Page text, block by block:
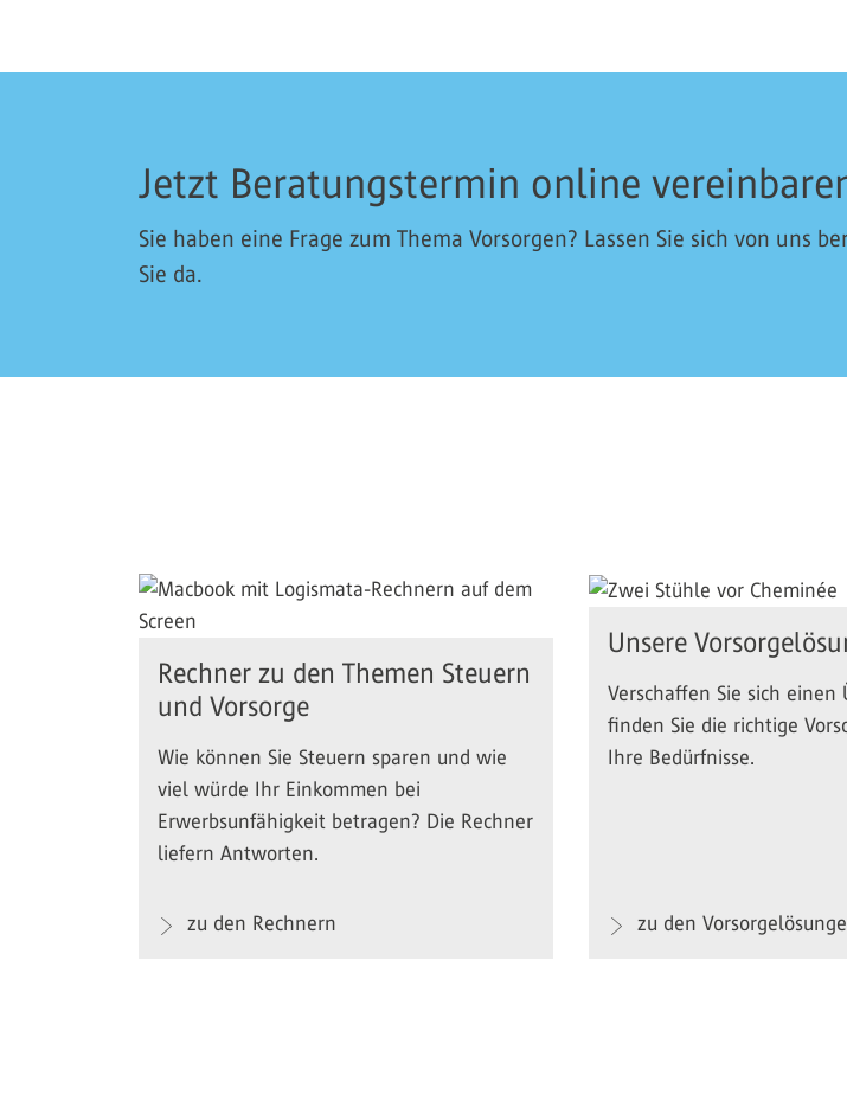
Jetzt Beratungstermin online
Sie haben eine Frage zum Thema Vorsorgen? Lassen Sie sich von uns
Sie da.
Rechner zu den Themen Steuern
und Vorsorge
Wie können Sie Steuern sparen und wie
viel würde Ihr Einkommen bei
Erwerbsunfähigkeit betragen? Die Rechner
liefern Antworten.
zu den Rechnern
Unsere
Verschaffen Sie sich einen
finden Sie die richtige
Ihre Bedürfnisse.
zu den